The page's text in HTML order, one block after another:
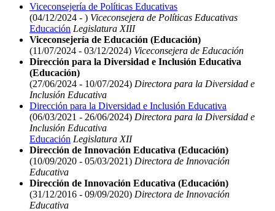
Viceconsejería de Políticas Educativas
(04/12/2024 - ) Viceconsejera de Políticas Educativas
Educación Legislatura XIII
Viceconsejería de Educación (Educación)
(11/07/2024 - 03/12/2024) Viceconsejera de Educación
Dirección para la Diversidad e Inclusión Educativa
(Educación)
(27/06/2024 - 10/07/2024) Directora para la Diversidad e
Inclusión Educativa
Dirección para la Diversidad e Inclusión Educativa
(06/03/2021 - 26/06/2024) Directora para la Diversidad e
Inclusión Educativa
Educación Legislatura XII
Dirección de Innovación Educativa (Educación)
(10/09/2020 - 05/03/2021) Directora de Innovación
Educativa
Dirección de Innovación Educativa (Educación)
(31/12/2016 - 09/09/2020) Directora de Innovación
Educativa